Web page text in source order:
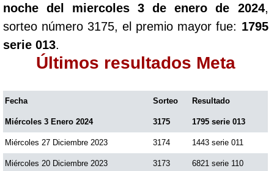
noche del miercoles 3 de enero de 2024,
sorteo número 3175, el premio mayor fue: 1795
serie 013.
Últimos resultados Meta
Fecha Sorteo Resultado
Miércoles 3 Enero 2024 3175 1795 serie 013
Miércoles 27 Diciembre 2023 3174 1443 serie 011
Miércoles 20 Diciembre 2023 3173 6821 serie 110